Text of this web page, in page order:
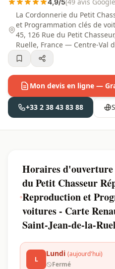
4,9/5
La Cordonnerie du Petit
et Programmation clés de
45, 126 Rue du Petit
Ruelle, France — Centre-Val
Mon devis en ligne —
+33 2 38 43 83 88
Horaires
du Petit Chasseur
Reproduction et
voitures - Carte
Saint-Jean-de-la-
L
Lundi (aujourd'hui)
Fermé